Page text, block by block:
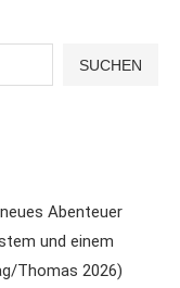
SUCHEN
Abenteuer
und einem
Thomas 2026)